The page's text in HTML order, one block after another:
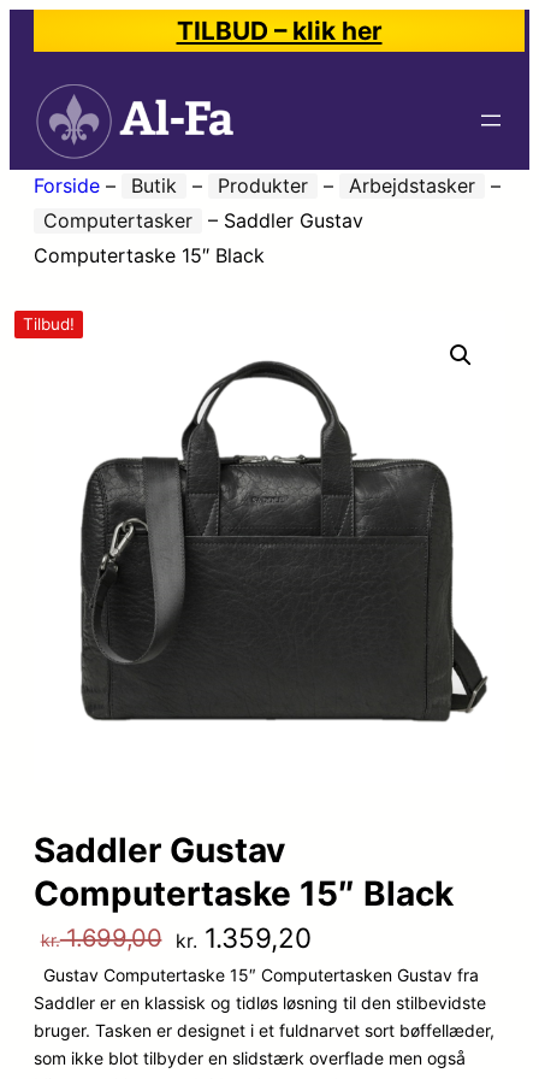
TILBUD – klik her
Forside – Butik – Produkter – Arbejdstasker
–
Computertasker
– Saddler Gustav
Computertaske 15″ Black
Tilbud!
Saddler Gustav
Computertaske 15″ Black
kr.1.699,00 D
e
n
kr. 1.359,20
e
n
Gustav Computertaske 15″ Computertasken Gustav fra
Saddler er en klassisk og tidløs løsning til den stilbevidste
bruger. Tasken er designet i et fuldnarvet sort bøffellæder,
som ikke blot tilbyder en slidstærk overflade men også